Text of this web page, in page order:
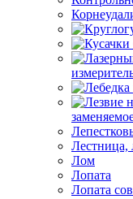
Лестница,
Лом
Лопата
Лопата